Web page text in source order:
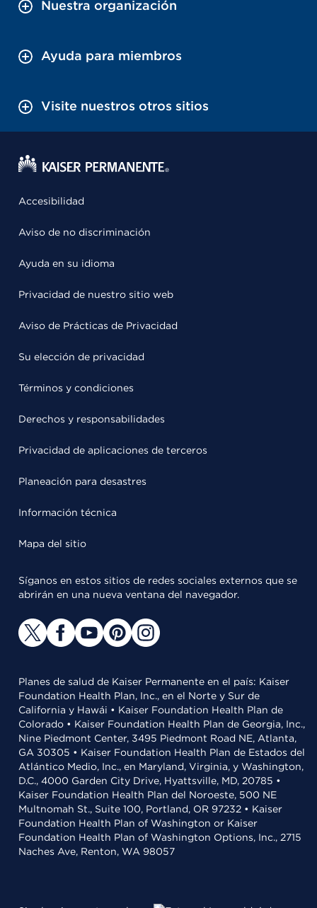
Nuestra organización
Ayuda para miembros
Visite nuestros otros sitios
Accesibilidad
Aviso de no discriminación
Ayuda en su idioma
Privacidad de nuestro sitio web
Aviso de Prácticas de Privacidad
Su elección de privacidad
Términos y condiciones
Derechos y responsabilidades
Privacidad de aplicaciones de terceros
Planeación para desastres
Información técnica
Mapa del sitio
Síganos en estos sitios de redes sociales externos que se
abrirán en una nueva ventana del navegador.
Planes de salud de Kaiser Permanente en el país: Kaiser
Foundation Health Plan, Inc., en el Norte y Sur de
California y Hawái • Kaiser Foundation Health Plan de
Colorado • Kaiser Foundation Health Plan de Georgia, Inc.,
Nine Piedmont Center, 3495 Piedmont Road NE, Atlanta,
GA 30305 • Kaiser Foundation Health Plan de Estados del
Atlántico Medio, Inc., en Maryland, Virginia, y Washington,
D.C., 4000 Garden City Drive, Hyattsville, MD, 20785 •
Kaiser Foundation Health Plan del Noroeste, 500 NE
Multnomah St., Suite 100, Portland, OR 97232 • Kaiser
Foundation Health Plan of Washington or Kaiser
Foundation Health Plan of Washington Options, Inc., 2715
Naches Ave, Renton, WA 98057